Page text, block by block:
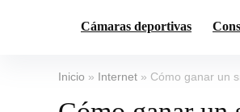
Cámaras deportivas
Inicio » Internet » Cómo ganar un